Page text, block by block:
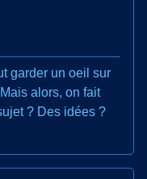
garder un oeil sur
alors, on fait
? Des idées ?